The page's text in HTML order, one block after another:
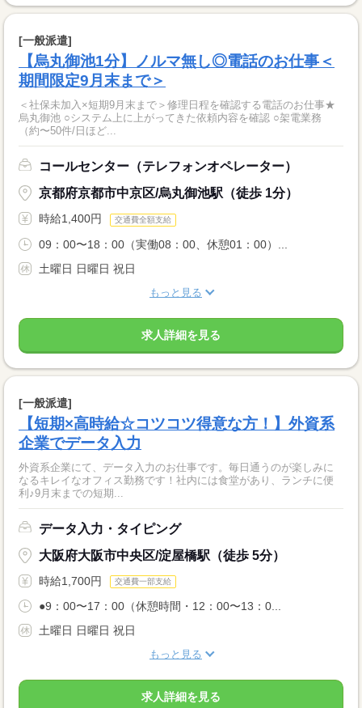
[一般派遣]
【烏丸御池1分】ノルマ無し◎電話のお仕事＜
期間限定9月末まで＞
＜社保未加入×短期9月末まで＞修理日程を確認する電話のお仕事★
烏丸御池 ○システム上に上がってきた依頼内容を確認 ○架電業務
（約〜50件/日ほど...
コールセンター（テレフォンオペレーター）
京都府京都市中京区/烏丸御池駅（徒歩 1分）
時給1,400円 交通費全額支給
09：00〜18：00（実働08：00、休憩01：00）...
土曜日 日曜日 祝日
もっと見る
求人詳細を見る
[一般派遣]
【短期×高時給☆コツコツ得意な方！】外資系
企業でデータ入力
外資系企業にて、データ入力のお仕事です。毎日通うのが楽しみに
なるキレイなオフィス勤務です！社内には食堂があり、ランチに便
利♪9月末までの短期...
データ入力・タイピング
大阪府大阪市中央区/淀屋橋駅（徒歩 5分）
時給1,700円 交通費一部支給
●9：00〜17：00（休憩時間・12：00〜13：0...
土曜日 日曜日 祝日
もっと見る
求人詳細を見る